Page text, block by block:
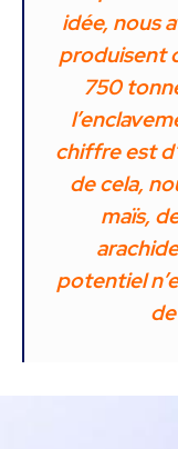
idée, nous
produisent
750
chiffre est
de cela,
maïs,
potentiel